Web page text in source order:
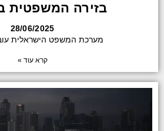
בזירה המשפטית
28/06/2025
מערכת המשפט הישראלית
קרא עוד »